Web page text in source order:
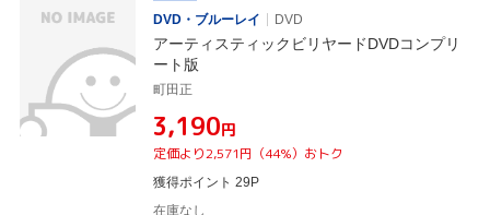
DVD・ブルーレイ
DVD
アーティスティックビリヤードDVDコンプリ
ート版
町田正
¥3,190円
定価より2,571円（44%）おトク
獲得ポイント 29P
在庫なし